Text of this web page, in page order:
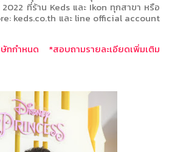
2022 ที่ร้าน Keds และ Ikon ทุกสาขา หรือ
keds.co.th และline official account
ษัทกำหนด *สอบถามรายละเอียดเพิ่มเติม